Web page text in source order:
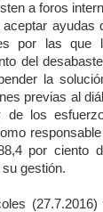
a foros
ayudas
por las que
del
la
previas al
de los
por ciento
gestión.